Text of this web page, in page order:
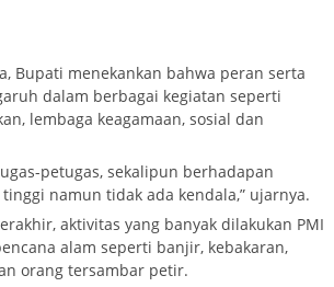
Bupati menekankan bahwa peran serta
dalam berbagai kegiatan seperti
lembaga keagamaan, sosial dan
petugas, sekalipun berhadapan
namun tidak ada kendala,” ujarnya.
aktivitas yang banyak dilakukan PMI
alam seperti banjir, kebakaran,
orang tersambar petir.